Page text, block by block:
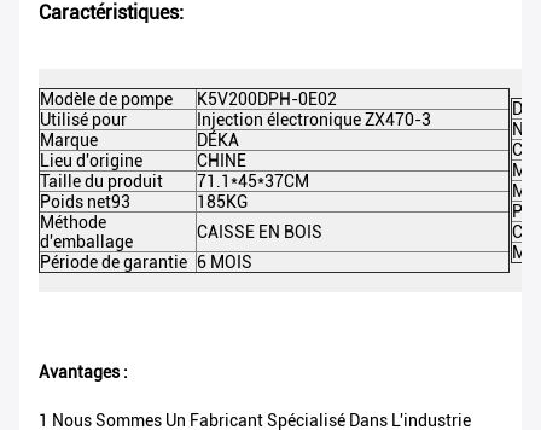
Caractéristiques:
Modèle de pompe
K5V200DPH-0E02
Utilisé pour
Injection électronique ZX470-3
Marque
DÉKA
Lieu d'origine
CHINE
Taille du produit
71.1*45*37CM
Poids net93
185KG
Méthode
d'emballage
CAISSE EN BOIS
Période de garantie 6 MOIS
Avantages :
1 Nous Sommes Un Fabricant Spécialisé Dans L'industrie